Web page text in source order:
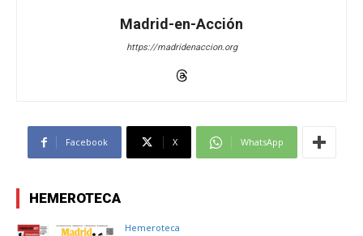
Madrid-en-Acción
https://madridenaccion.org
Facebook X WhatsApp
HEMEROTECA
Hemeroteca